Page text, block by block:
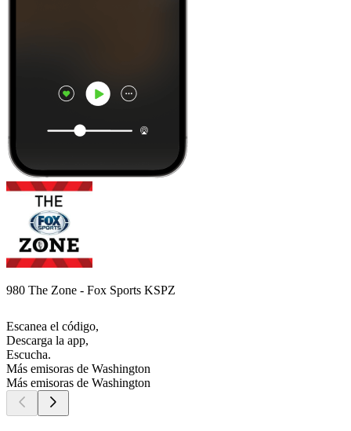
980 The Zone - Fox Sports KSPZ
Escanea el código,
Descarga la app,
Escucha.
Más emisoras de Washington
Más emisoras de Washington